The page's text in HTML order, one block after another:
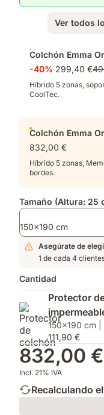
y
reforzado.
Ver todos
Colchón Emma
-40% 299,40 €
Híbrido 5 zonas,
CoolTec.
Colchón Emma
832,00 €
Híbrido 5 zonas,
bordes.
Tamaño (Altura: 25
150x190 cm
Asegúrate de
1 de cada 4
Cantidad
Protector
150x190 cm |
111,90 €
832,00 €
Incl. 21% IVA
Recalculando